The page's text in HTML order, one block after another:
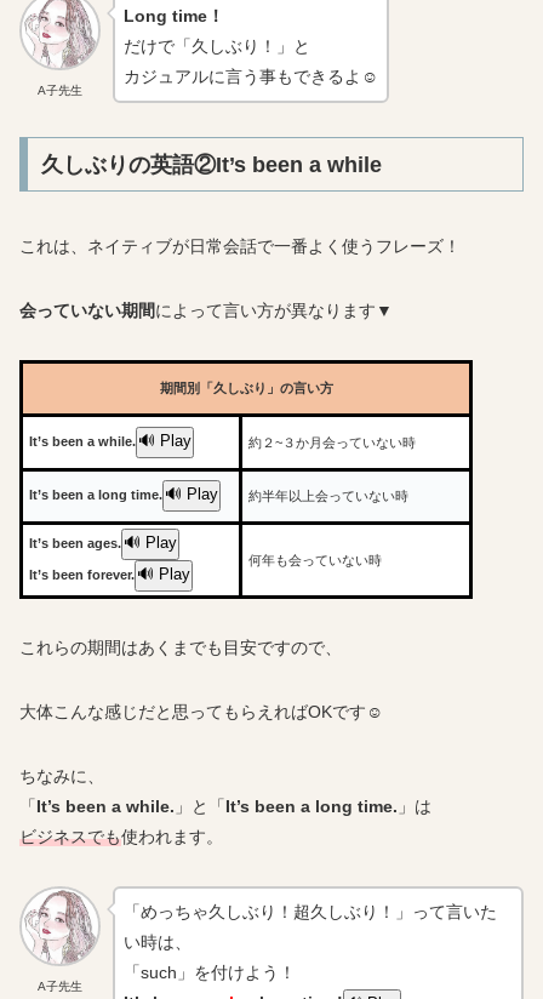
A子先生
Long time！
だけで「久しぶり！」と
カジュアルに言う事もできるよ☺
久しぶりの英語②It’s been a while
これは、ネイティブが日常会話で一番よく使うフレーズ！
会っていない期間によって言い方が異なります▼
期間別「久しぶり」の言い方
It’s been a while. 🔊 Play 約２~３か月会っていない時
It’s been a long time. 🔊 Play 約半年以上会っていない時
It’s been ages. 🔊 Play
It’s been forever. 🔊 Play
何年も会っていない時
これらの期間はあくまでも目安ですので、
大体こんな感じだと思ってもらえればOKです☺
ちなみに、
「It’s been a while. 」と「It’s been a long time. 」は
ビジネスでも使われます。
A子先生
「めっちゃ久しぶり！超久しぶり！」って言いた
い時は、
「such」を付けよう！